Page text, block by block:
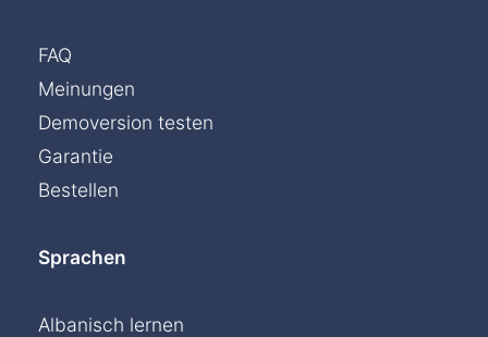
FAQ
Meinungen
Demoversion testen
Garantie
Bestellen
Sprachen
Albanisch lernen